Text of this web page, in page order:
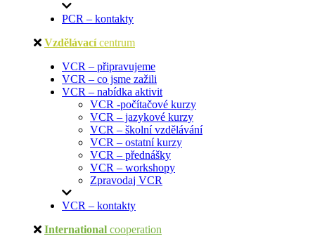
PCR – kontakty
Vzdělávací centrum
VCR – připravujeme
VCR – co jsme zažili
VCR – nabídka aktivit
VCR -počítačové kurzy
VCR – jazykové kurzy
VCR – školní vzdělávání
VCR – ostatní kurzy
VCR – přednášky
VCR – workshopy
Zpravodaj VCR
VCR – kontakty
International cooperation